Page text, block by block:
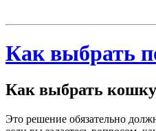
Как выбрать
Как выбрать
Это решение обязательно